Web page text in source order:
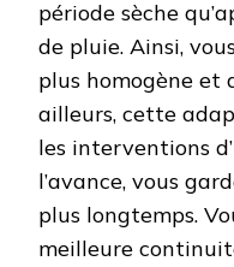
période sèche
de pluie. Ainsi,
plus homogène et
ailleurs, cette
les interventions
l’avance, vous
plus longtemps.
meilleure